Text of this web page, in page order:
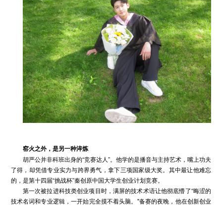
窑火之外，是另一种淬炼
胡严公并非科班出身的“竞赛达人”。他学的是播音与主持艺术，嘴上功夫
了得，却凭借专业实力与跨界勇气，拿下三项国家级大奖。其中最让他难忘
的，是第十四届“挑战杯”秦创原中国大学生创业计划竞赛。
第一次被拉进科技类创业项目时，满屏的技术术语让他彻底懵了“晦涩的
技术名词和专业逻辑，一开始完全摸不着头脑。"备赛的夜晚，他在创新创业